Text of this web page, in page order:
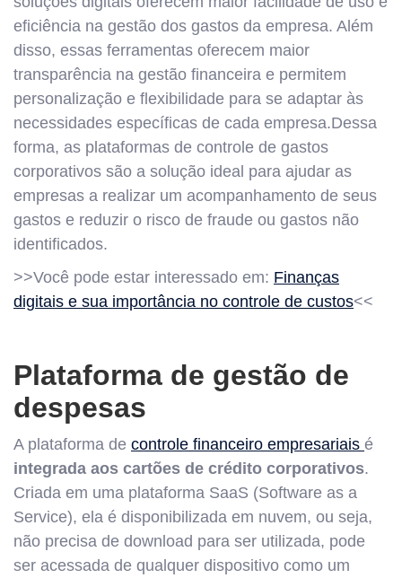
eficiência na gestão dos gastos da empresa. Além
disso, essas ferramentas oferecem maior
transparência na gestão financeira e permitem
personalização e flexibilidade para se adaptar às
necessidades específicas de cada empresa.Dessa
forma, as plataformas de controle de gastos
corporativos são a solução ideal para ajudar as
empresas a realizar um acompanhamento de seus
gastos e reduzir o risco de fraude ou gastos não
identificados.
>>Você pode estar interessado em: Finanças
digitais e sua importância no controle de custos<<
Plataforma de gestão de
despesas
A plataforma de controle financeiro empresariais é
integrada aos cartões de crédito corporativos.
Criada em uma plataforma SaaS (Software as a
Service), ela é disponibilizada em nuvem, ou seja,
não precisa de download para ser utilizada, pode
ser acessada de qualquer dispositivo como um